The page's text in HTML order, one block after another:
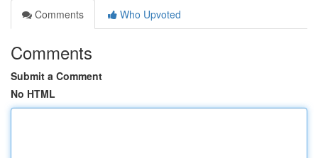
Comments
Who Upvoted
Comments
Submit a Comment
No HTML